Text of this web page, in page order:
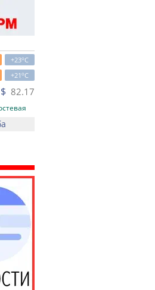
+23oC
+21oC
$ 82.17